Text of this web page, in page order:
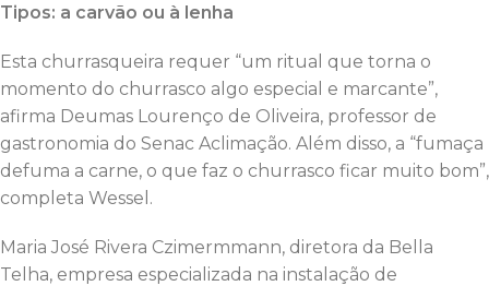
Tipos: a carvão ou à lenha
Esta churrasqueira requer “um ritual que torna o
momento do churrasco algo especial e marcante”,
afirma Deumas Lourenço de Oliveira, professor de
gastronomia do Senac Aclimação. Além disso, a “fumaça
defuma a carne, o que faz o churrasco ficar muito bom”,
completa Wessel.
Maria José Rivera Czimermmann, diretora da Bella
Telha, empresa especializada na instalação de